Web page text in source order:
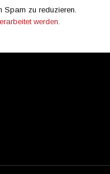
Spam zu reduzieren.
werden.